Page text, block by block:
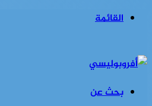
القائمة
بحث عن